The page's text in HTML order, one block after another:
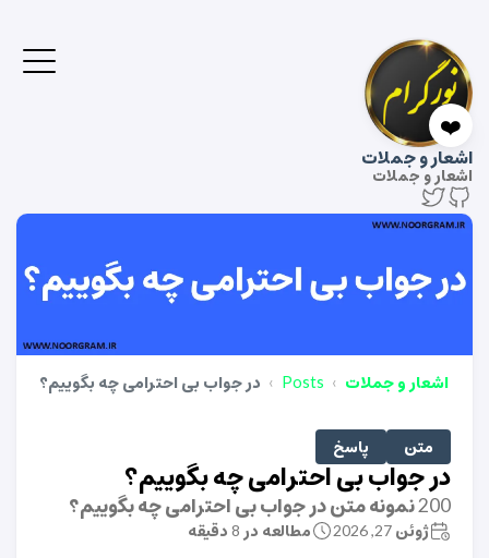
❤️
اشعار و جملات
اشعار و جملات
اشعار و جملات Posts در جواب بی احترامی چه بگوییم؟
متن پاسخ
در جواب بی احترامی چه بگوییم؟
200 نمونه متن در جواب بی احترامی چه بگوییم؟
ژوئن 27, 2026 مطالعه در 8 دقیقه